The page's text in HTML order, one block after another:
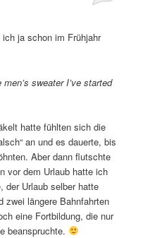
ja schon im Frühjahr
sweater I’ve started
hatte fühlten sich die
an und es dauerte, bis
Aber dann flutschte
vor dem Urlaub hatte ich
der Urlaub selber hatte
zwei längere Bahnfahrten
eine Fortbildung, die nur
beanspruchte.